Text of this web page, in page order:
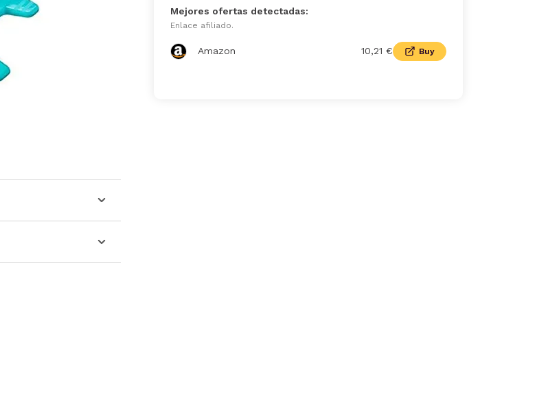
Mejores ofertas detectadas:
Enlace afiliado.
Amazon 10,21 € Buy